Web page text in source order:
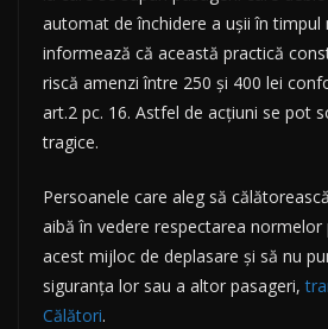
automat de închidere a ușii în timpul
informează că această practică
riscă amenzi între 250 și 400 lei
art.2 pc. 16. Astfel de acțiuni se pot
tragice.
Persoanele care aleg să
aibă în vedere respectarea
acest mijloc de deplasare și să nu
siguranța lor sau a altor pasageri,
Călători.